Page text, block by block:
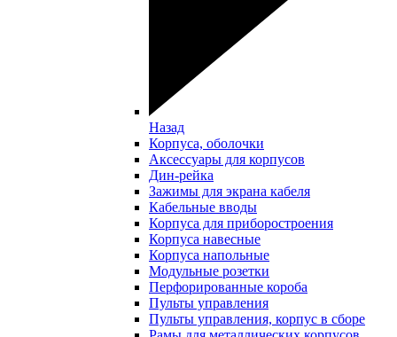
Назад
Корпуса, оболочки
Аксессуары для корпусов
Дин-рейка
Зажимы для экрана кабеля
Кабельные вводы
Корпуса для приборостроения
Корпуса навесные
Корпуса напольные
Модульные розетки
Перфорированные короба
Пульты управления
Пульты управления, корпус в сборе